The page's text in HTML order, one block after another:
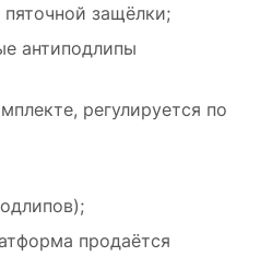
защёлки;
антиподлипы
регулируется по
продаётся